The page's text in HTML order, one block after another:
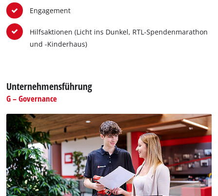
Engagement
Hilfsaktionen (Licht ins Dunkel, RTL-Spendenmarathon
und -Kinderhaus)
Unternehmensführung
G – Governance